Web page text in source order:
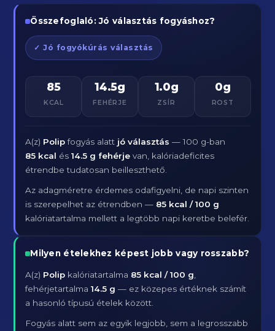
Összefoglaló: Jó választás fogyáshoz?
✓ Jó fogyókúrás választás
85
KCAL
14.5g
FEHÉRJE
1.0g
ZSÍR
0g
ROST
A(z) Polipfogyás alatt jó választás — 100 g-ban
85 kcal és14.5 g fehérje van, kalóriadeficites
étrendbe tudatosan beilleszthető.
Az adagméretre érdemes odafigyelni, de napi szinten
is szerepelhet az étrendben — 85 kcal / 100 g
kalóriatartalma mellett a legtöbb napi keretbe belefér.
Milyen ételekhez képest jobb vagy rosszabb?
A(z) Polip kalóriatartalma 85 kcal / 100 g
fehérjetartalma14.5 g — ez közepes értéknek számít
a hasonló típusú ételek között.
Fogyás alatt sem az egyik legjobb, sem a legrosszabb